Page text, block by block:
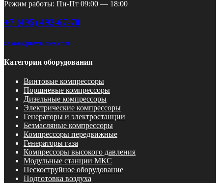
Режим работы: Пн-Пт 09:00 — 18:00
+7 (495) 492-67-70
zakaz@pnevmotex.com
Категории оборудования
Винтовые компрессоры
Поршневые компрессоры
Дизельные компрессоры
Электрические компрессоры
Генераторы и электростанции
Безмасляные компрессоры
Компрессоры передвижные
Генераторы газа
Компрессоры высокого давления
Модульные станции МКС
Пескоструйное оборудование
Подготовка воздуха